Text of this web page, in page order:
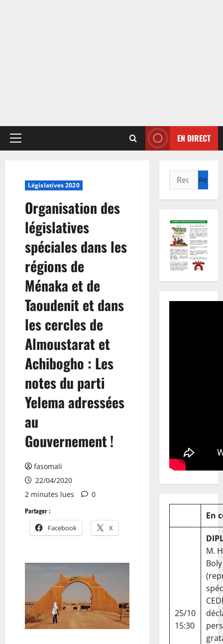
Menu
EN DIRECT
Législatives 2020
Organisation des
législatives
spéciales dans les
régions de
Ménaka et de
Taoudenit et dans
les cercles de
Almoustarat et
Achibogho : Les
notes du parti
Yelema adressées
au
Gouvernement !
fasomali
22/04/2020
2 minutes lues
0
Partager :
Facebook X
Rechercher :
En
25/10
15:30
M.
Boly